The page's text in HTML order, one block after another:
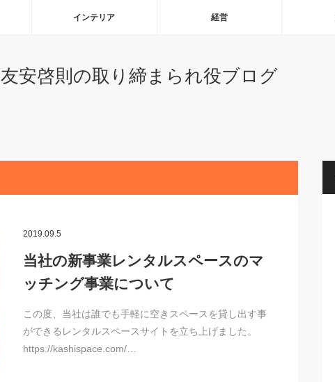
インテリア 経営
友安啓則の取り締まられ役ブログ
2019.09.5
当社の新事業レンタルスペースのマ
ッチング事業について
この度、当社は誰でも手軽に空きスペースを貸し出す事
ができるレンタルスペースサイトを立ち上げました。
https://kashispace.com/…